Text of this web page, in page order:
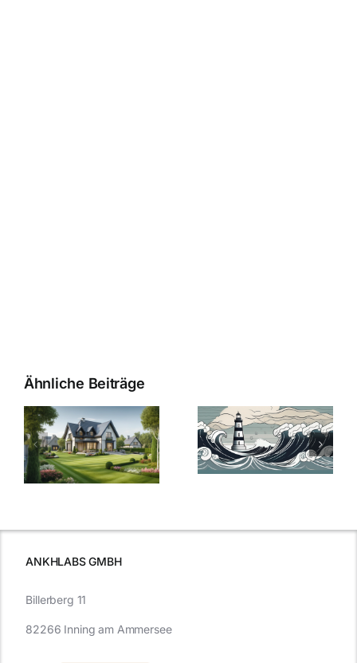
Ähnliche Beiträge
Bauzinsen im
Sturm: Die
aktuelle
Entwicklung
Die Evolution
der
Bauzinsen: Ein
Blick in die
ANKHLABS GMBH
Billerberg 11
82266 Inning am Ammersee